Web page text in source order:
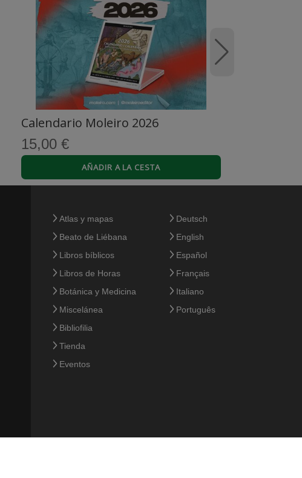
Calendario Moleiro 2026
15,00 €
AÑADIR A LA CESTA
Atlas y mapas
Beato de Liébana
Libros bíblicos
Libros de Horas
Botánica y Medicina
Miscelánea
Bibliofilia
Tienda
Eventos
Deutsch
English
Español
Français
Italiano
Português